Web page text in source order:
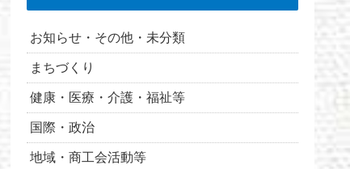
お知らせ・その他・未分類
まちづくり
健康・医療・介護・福祉等
国際・政治
地域・商工会活動等